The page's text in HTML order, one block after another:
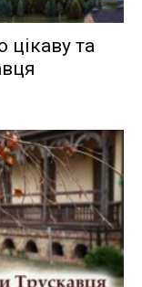
цікаву та